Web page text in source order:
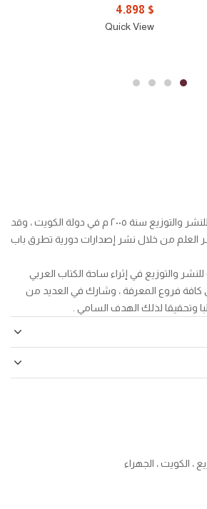
4.898 $
Quick View
تم تأسيس دار الظاهرية للنشر والتوزيع سنة ٢٠٠٥ م في دولة الكويت ، وقد
العلم من خلال نشر إصدارات دورية تطرق باب
والتوزيع في إثراء ساحة الكتاب العربي
كافة فروع المعرفة ، وشارك في العديد من
وتحقيقا لذلك الهدف السامي .
، الكويت ، الجهراء